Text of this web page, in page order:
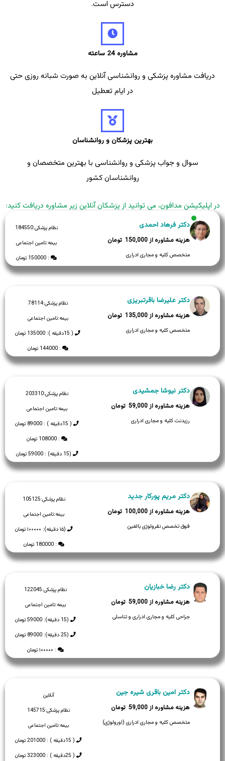
دسترس است.
مشاوره 24 ساعته
دریافت مشاوره پزشکی و روانشناسی آنلاین به صورت شبانه روزی حتی
در ایام تعطیل
بهترین پزشکان و روانشناسان
سوال و جواب پزشکی و روانشناسی با بهترین متخصصان و
روانشناسان کشور
در اپلیکیشن مدافون، می توانید از پزشکان آنلاین زیر مشاوره دریافت کنید:
نظام پزشکی:184550
بیمه:تامین اجتماعی
: 150000 تومان
دکتر فرهاد احمدی
150,000
متخصص کلیه و مجاری ادراری
نظام پزشکی:78114
بیمه:تامین اجتماعی
( 15دقیقه ): 135000 تومان
: 144000 تومان
دکتر علیرضا باقرتبریزی
135,000
متخصص کلیه و مجاری ادراری
نظام پزشکی:203310
بیمه:تامین اجتماعی
( 15دقیقه ) : 89000 تومان
: 108000 تومان
(15 دقیقه) : 59000 تومان
دکتر نیوشا جمشیدی
59,000
رزیدنت کلیه و مجاری ادراری
نظام پزشکی:105125
بیمه:تامین اجتماعی
(۱۵ دقیقه): ۱۰۰۰۰۰ تومان
: 180000 تومان
دکتر مریم پورکار جدید
100,000
فوق تخصص نفرولوژی بالغین
نظام پزشکی:122045
بیمه:تامین اجتماعی
(15 دقیقه): 59000 تومان
(25 دقیقه): 89000 تومان
: ۱۰۰۰۰۰ تومان
دکتر رضا خبازیان
59,000
جراحی کلیه و مجاری ادراری و تناسلی
آنلاین
نظام پزشکی:145715
بیمه:تامین اجتماعی
( 15دقیقه ) : 201000 تومان
( 25دقیقه ) : 323000 تومان
دکتر امین باقری شیره جین
59,000
متخصص کلیه و مجاری ادراری (اورولوژی)